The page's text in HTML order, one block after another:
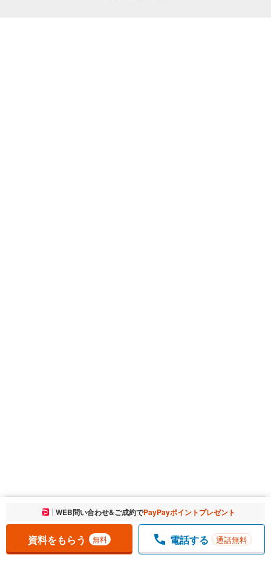
お気に入りに追加しました。 一覧を開く
WEB問い合わせ&ご成約でPayPayポイントプレゼント
資料をもらう 無料 電話する 通話無料